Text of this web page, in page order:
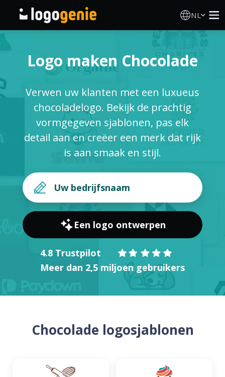
NL
AI logogenerator
Logo-ideeën
Gedrukte producten
Blog
INLOGGEN
Logo maken Chocolade
Verwen uw klanten met een luxueus
chocoladelogo. Bekijk de prachtig
vormgegeven sjablonen, pas elk
detail aan en creëer een merk dat rijk
is aan smaak en stijl.
Een logo ontwerpen
4.8 Trustpilot
Meer dan 2,5 miljoen gebruikers
Chocolade logosjablonen